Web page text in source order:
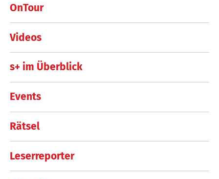
OnTour
Videos
s+ im Überblick
Events
Rätsel
Leserreporter